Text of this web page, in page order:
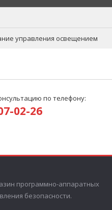
управления освещением
по телефону:
02-26
программно-аппаратных
безопасности.